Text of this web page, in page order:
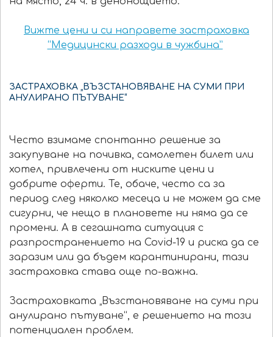
Вижте цени и си направете застраховка
“Медицински разходи в чужбина”
ЗАСТРАХОВКА „ВЪЗСТАНОВЯВАНЕ НА СУМИ ПРИ
АНУЛИРАНО ПЪТУВАНЕ“
Често взимаме спонтанно решение за
закупуване на почивка, самолетен билет или
хотел, привлечени от ниските цени и
добрите оферти. Те, обаче, често са за
период след няколко месеца и не можем да сме
сигурни, че нещо в плановете ни няма да се
промени. А в сегашната ситуация с
разпространението на Covid-19 и риска да се
заразим или да бъдем карантинирани, тази
застраховка става още по-важна.
Застраховката „Възстановяване на суми при
анулирано пътуване“, е решението на този
потенциален проблем.